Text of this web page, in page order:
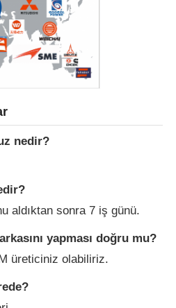
nedir?
aldıktan sonra 7 iş günü.
yapması doğru mu?
üreticiniz olabiliriz.